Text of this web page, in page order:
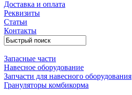
Доставка и оплата
Реквизиты
Статьи
Контакты
Запасные части
Навесное оборудование
Запчасти для навесного оборудования
Грануляторы комбикорма